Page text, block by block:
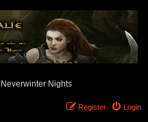
Nights
Login
Register